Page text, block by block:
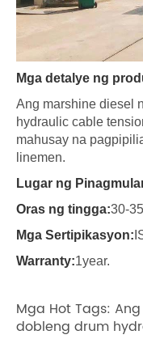
Mga detalye ng
Ang marshine diesel
hydraulic cable
mahusay na
linemen.
Lugar ng
Oras ng tingga:30-
Mga Sertipikasyon:
Warranty:1year.
Mga Hot Tags:
dobleng drum